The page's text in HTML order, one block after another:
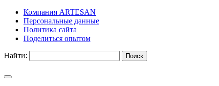
Компания ARTESAN
Персональные данные
Политика сайта
Поделиться опытом
Найти: